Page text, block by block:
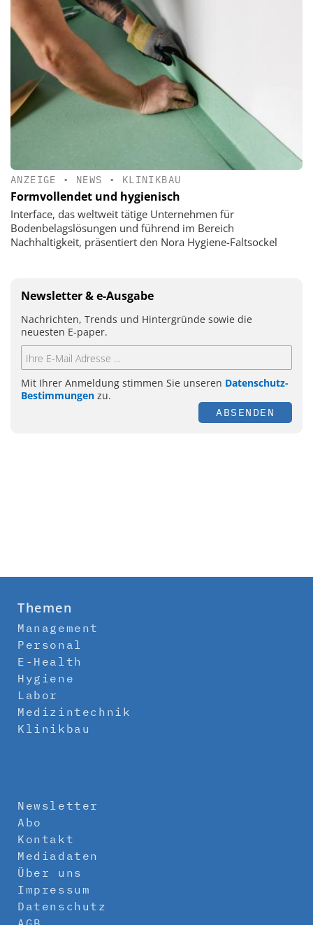
ANZEIGE • NEWS • KLINIKBAU
Formvollendet und hygienisch
Interface, das weltweit tätige Unternehmen für
Bodenbelagslösungen und führend im Bereich
Nachhaltigkeit, präsentiert den Nora Hygiene-Faltsockel
Newsletter & e-Ausgabe
Nachrichten, Trends und Hintergründe sowie die
neuesten E-paper.
Mit Ihrer Anmeldung stimmen Sie unseren Datenschutz-
Bestimmungen zu.
ABSENDEN
Themen
Management
Personal
E-Health
Hygiene
Labor
Medizintechnik
Klinikbau
Newsletter
Abo
Kontakt
Mediadaten
Über uns
Impressum
Datenschutz